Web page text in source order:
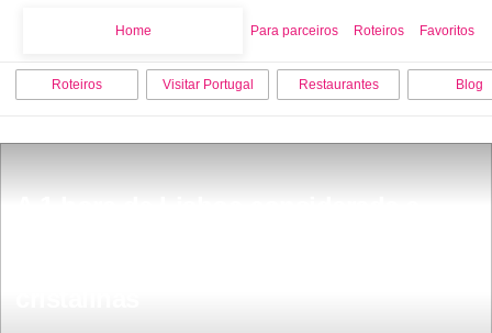
Home Para parceiros Roteiros Favoritos
Roteiros Visitar Portugal Restaurantes Blog